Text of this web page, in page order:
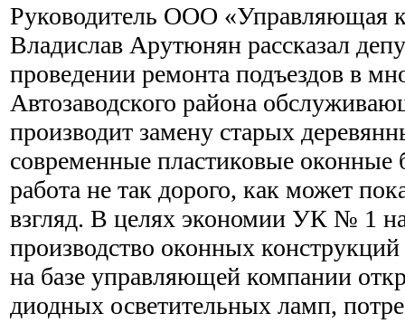
Руководитель ООО «Управляющая
Владислав Арутюнян рассказал
проведении ремонта подъездов в
Автозаводского района
производит замену старых
современные пластиковые оконные
работа не так дорого, как может
взгляд. В целях экономии УК № 1
производство оконных
на базе управляющей компании
диодных осветительных ламп,